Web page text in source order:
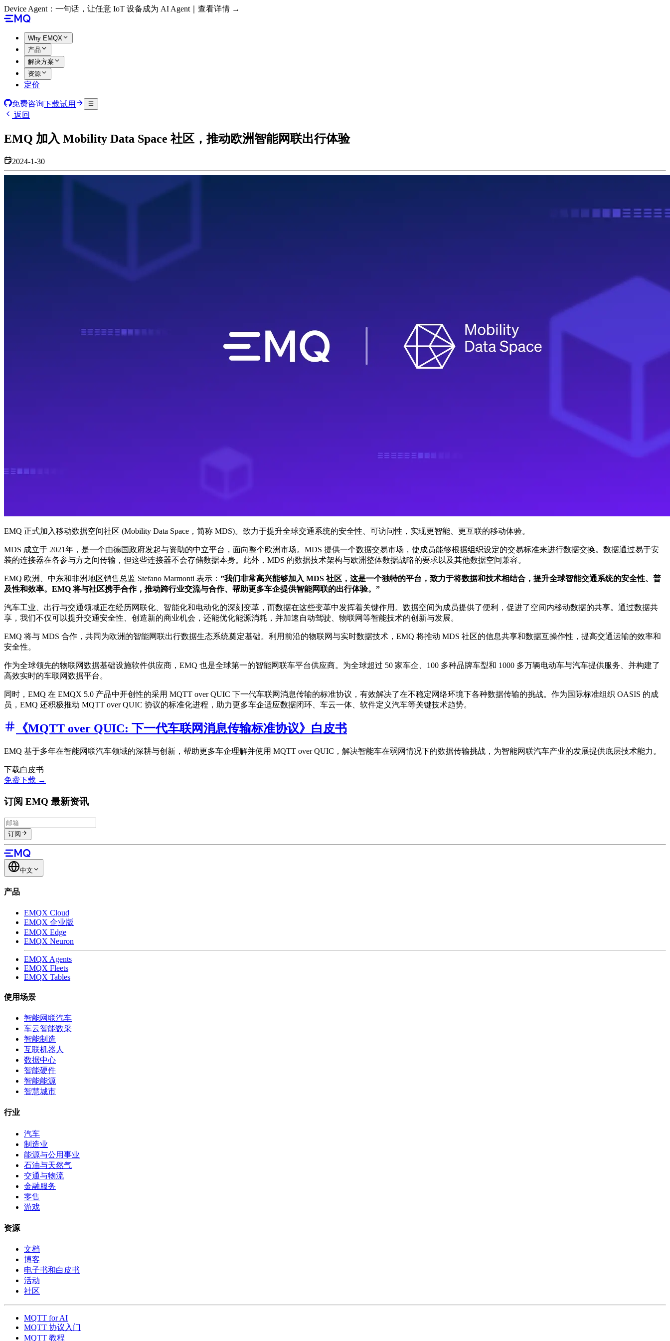
Device Agent：一句话，让任意 IoT 设备成为 AI Agent｜查看详情 →
Why EMQX
产品
解决方案
资源
定价
免费咨询下载试用
返回
EMQ 加入 Mobility Data Space 社区，推动欧洲智能网联出行体验
2024-1-30
EMQ 正式加入移动数据空间社区 (Mobility Data Space，简称 MDS)。致力于提升全球交通系统的安全性、可访问性，实现更智能、更互联的移动体验。
MDS 成立于 2021年，是一个由德国政府发起与资助的中立平台，面向整个欧洲市场。MDS 提供一个数据交易市场，使成员能够根据组织设定的交易标准来进行数据交换。数据通过易于安
装的连接器在各参与方之间传输，但这些连接器不会存储数据本身。此外，MDS 的数据技术架构与欧洲整体数据战略的要求以及其他数据空间兼容。
EMQ 欧洲、中东和非洲地区销售总监 Stefano Marmonti 表示： ”我们非常高兴能够加入 MDS 社区，这是一个独特的平台，致力于将数据和技术相结合，提升全球智能交通系统的安全性、普
及性和效率。EMQ 将与社区携手合作，推动跨行业交流与合作、帮助更多车企提供智能网联的出行体验。”
汽车工业、出行与交通领域正在经历网联化、智能化和电动化的深刻变革，而数据在这些变革中发挥着关键作用。数据空间为成员提供了便利，促进了空间内移动数据的共享。通过数据共
享，我们不仅可以提升交通安全性、创造新的商业机会，还能优化能源消耗，并加速自动驾驶、物联网等智能技术的创新与发展。
EMQ 将与 MDS 合作，共同为欧洲的智能网联出行数据生态系统奠定基础。利用前沿的物联网与实时数据技术，EMQ 将推动 MDS 社区的信息共享和数据互操作性，提高交通运输的效率和
安全性。
作为全球领先的物联网数据基础设施软件供应商，EMQ 也是全球第一的智能网联车平台供应商。为全球超过 50 家车企、100 多种品牌车型和 1000 多万辆电动车与汽车提供服务、并构建了
高效实时的车联网数据平台。
同时，EMQ 在 EMQX 5.0 产品中开创性的采用 MQTT over QUIC 下一代车联网消息传输的标准协议，有效解决了在不稳定网络环境下各种数据传输的挑战。作为国际标准组织 OASIS 的成
员，EMQ 还积极推动 MQTT over QUIC 协议的标准化进程，助力更多车企适应数据闭环、车云一体、软件定义汽车等关键技术趋势。
《MQTT over QUIC: 下一代车联网消息传输标准协议》白皮书
EMQ 基于多年在智能网联汽车领域的深耕与创新，帮助更多车企理解并使用 MQTT over QUIC，解决智能车在弱网情况下的数据传输挑战，为智能网联汽车产业的发展提供底层技术能力。
下载白皮书
免费下载 →
订阅 EMQ 最新资讯
订阅
中文
产品
EMQX Cloud
EMQX 企业版
EMQX Edge
EMQX Neuron
EMQX Agents
EMQX Fleets
EMQX Tables
使用场景
智能网联汽车
车云智能数采
智能制造
互联机器人
数据中心
智能硬件
智能能源
智慧城市
行业
汽车
制造业
能源与公用事业
石油与天然气
交通与物流
金融服务
零售
游戏
资源
文档
博客
电子书和白皮书
活动
社区
MQTT for AI
MQTT 协议入门
MQTT 教程